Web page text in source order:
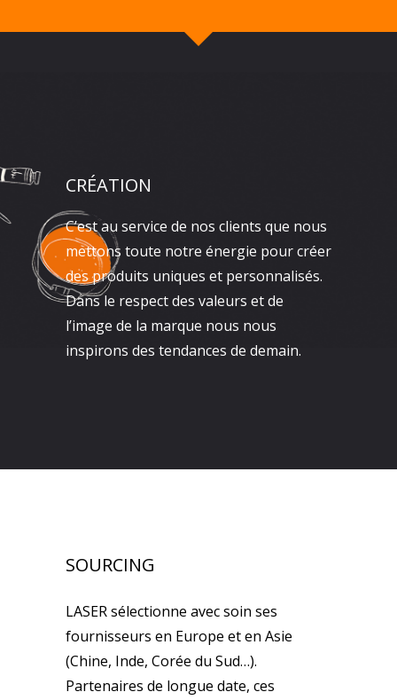
CRÉATION
C’est au service de nos clients que nous
mettons toute notre énergie pour créer
des produits uniques et personnalisés.
Dans le respect des valeurs et de
l’image de la marque nous nous
inspirons des tendances de demain.
SOURCING
LASER sélectionne avec soin ses
fournisseurs en Europe et en Asie
(Chine, Inde, Corée du Sud…).
Partenaires de longue date, ces